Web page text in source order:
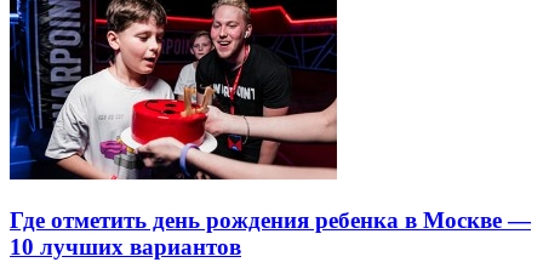
Где отметить день рождения ребенка в Москве —
10 лучших вариантов